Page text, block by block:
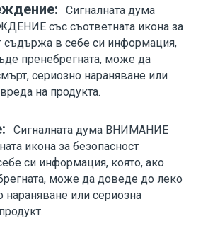
Сигналната дума
със съответната икона за
съдържа в себе си информация,
пренебрегната, може да
сериозно нараняване или
на продукта.
Сигналната дума ВНИМАНИЕ
икона за безопасност
си информация, която, ако
може да доведе до леко
нараняване или сериозна